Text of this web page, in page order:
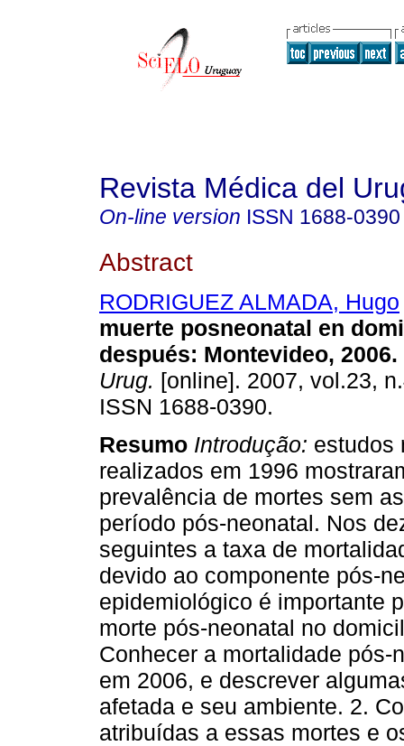
Revista Médica del
On-line version ISSN 1688-0390
Abstract
RODRIGUEZ ALMADA, Hugo
muerte posneonatal en
después: Montevideo, 2006.
Urug. [online]. 2007, vol.23,
ISSN 1688-0390.
Resumo Introdução: estudos
realizados em 1996
prevalência de mortes sem
período pós-neonatal. Nos
seguintes a taxa de
devido ao componente pós-
epidemiológico é importante
morte pós-neonatal no
Conhecer a mortalidade
em 2006, e descrever
afetada e seu ambiente. 2.
atribuídas a essas mortes e